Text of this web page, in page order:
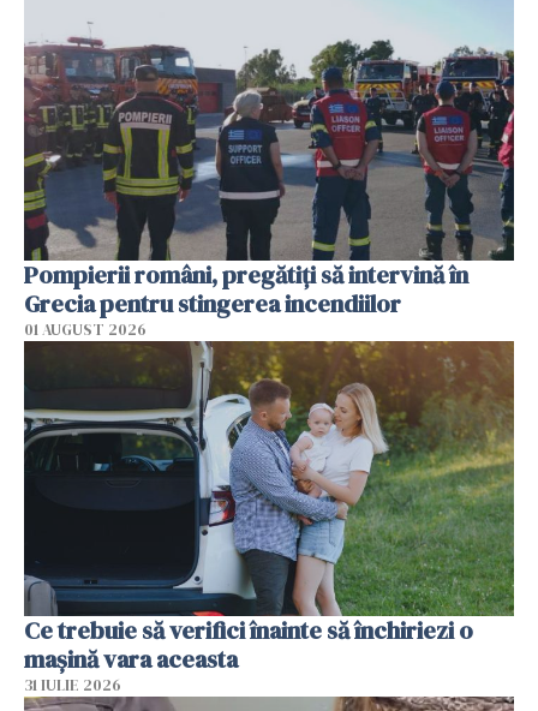
Pompierii români, pregătiţi să intervină în
Grecia pentru stingerea incendiilor
01 AUGUST 2026
Ce trebuie să verifici înainte să închiriezi o
mașină vara aceasta
31 IULIE 2026